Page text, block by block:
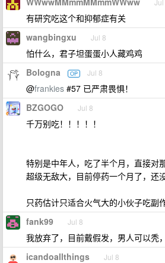
Jul
有研究吃这个和抑郁症有关
wangbingxu Jul 8
怕什么，君子坦蛋蛋小人藏鸡鸡
Bologna OP Jul 8
@frankies #57 已严肃畏惧！
BZGOGO Jul 8
千万别吃！！！！！
特别是中年人，吃了半个月，直接对
超级无敌大，目前停药一个月了，还
只药估计只适合火气大的小伙子吃副
fank99 Jul 8
我放弃了，目前戴假发，男人可以秃
icandoallthings Jul 8